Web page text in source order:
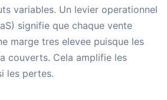
variables. Un levier operationnel
signifie que chaque vente
marge tres elevee puisque les
couverts. Cela amplifie les
les pertes.